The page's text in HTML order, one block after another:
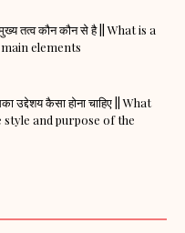
तत्व कौन कौन से है || What is a
elements
उद्देशय कैसा होना चाहिए || What
style and purpose of the